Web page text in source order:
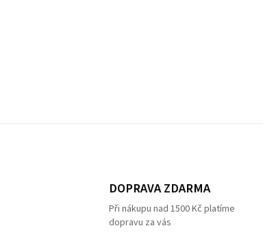
DOPRAVA ZDARMA
Při nákupu nad 1500 Kč platíme
dopravu za vás